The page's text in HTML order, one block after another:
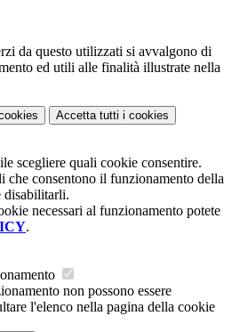
da questo utilizzati si avvalgono di
ed utili alle finalità illustrate nella
Accetta tutti i cookies
scegliere quali cookie consentire.
che consentono il funzionamento della
disabilitarli.
necessari al funzionamento potete
.
non possono essere
l'elenco nella pagina della cookie